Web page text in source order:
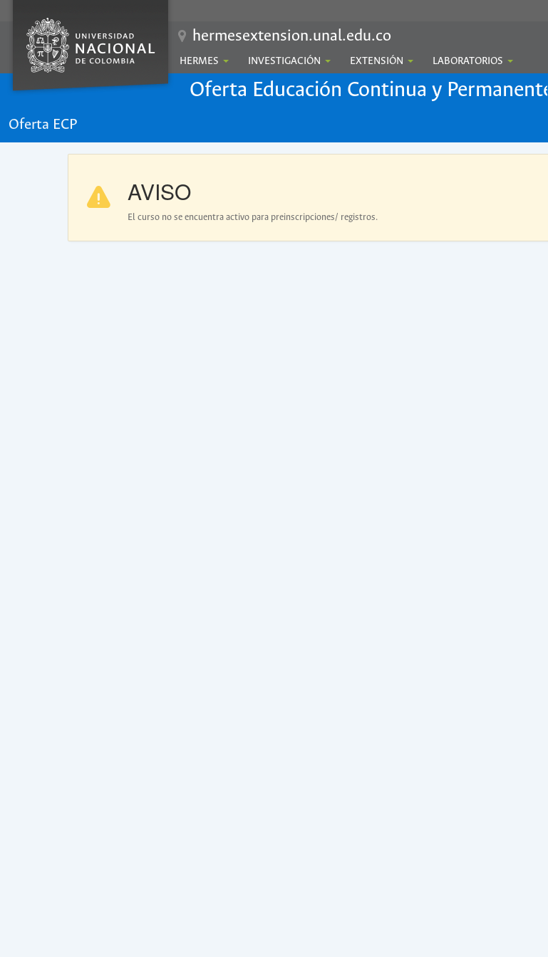
hermesextension.unal.edu.co
HERMES INVESTIGACIÓN EXTENSIÓN LABORATORIOS
Oferta Educación Continua y Permanente
Oferta ECP
AVISO
El curso no se encuentra activo para preinscripciones/ registros.